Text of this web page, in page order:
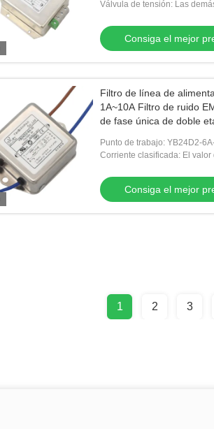
Válvula de tensión: Las
Consiga el mejor
Filtro de línea de
1A~10A Filtro de ruido
de fase única de doble
Punto de trabajo: YB24D2-
Corriente clasificada: El valor
emisiones de CO2 de los
Consiga el mejor
1 2 3